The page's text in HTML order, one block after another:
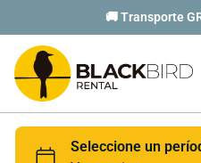
🚚 Transporte